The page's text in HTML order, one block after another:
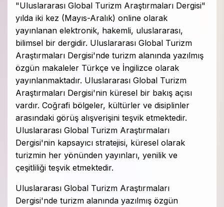
"Uluslararası Global Turizm Araştırmaları Dergisi"
yılda iki kez (Mayıs-Aralık) online olarak
yayınlanan elektronik, hakemli, uluslararası,
bilimsel bir dergidir. Uluslararası Global Turizm
Araştırmaları Dergisi'nde turizm alanında yazılmış
özgün makaleler Türkçe ve İngilizce olarak
yayınlanmaktadır. Uluslararası Global Turizm
Araştırmaları Dergisi'nin küresel bir bakış açısı
vardır. Coğrafi bölgeler, kültürler ve disiplinler
arasındaki görüş alışverişini teşvik etmektedir.
Uluslararası Global Turizm Araştırmaları
Dergisi'nin kapsayıcı stratejisi, küresel olarak
turizmin her yönünden yayınları, yenilik ve
çeşitliliği teşvik etmektedir.
Uluslararası Global Turizm Araştırmaları
Dergisi'nde turizm alanında yazılmış özgün